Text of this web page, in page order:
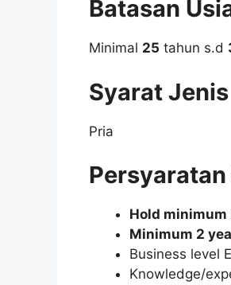
Batasan
Minimal 25 tahun s.d
Syarat
Pria
Hold minimum
Minimum 2
Business level
Knowledge/